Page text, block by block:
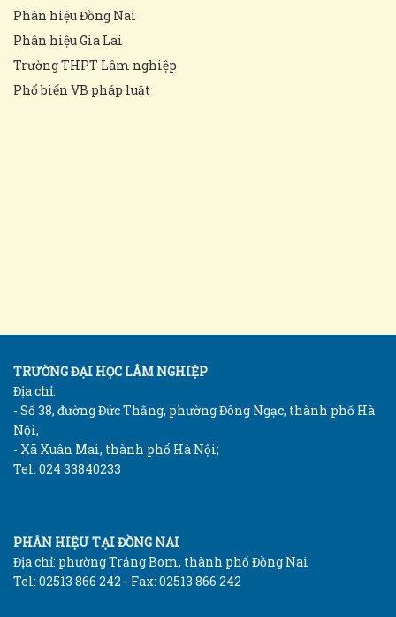
Phân hiệu Đồng Nai
Phân hiệu Gia Lai
Trường THPT Lâm nghiệp
Phổ biến VB pháp luật
TRƯỜNG ĐẠI HỌC LÂM NGHIỆP
Địa chỉ:
- Số 38, đường Đức Thắng, phường Đông Ngạc, thành phố Hà
Nội;
- Xã Xuân Mai, thành phố Hà Nội;
Tel: 024 33840233
PHÂN HIỆU TẠI ĐỒNG NAI
Địa chỉ: phường Trảng Bom, thành phố Đồng Nai
Tel: 02513 866 242 - Fax: 02513 866 242